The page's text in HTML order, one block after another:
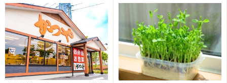
・固定費：家賃、スマホ代、動画やゲームなどのサブス
クリプションサービス、保険料、水道光熱費など、毎月
必ずかかるお金
・変動費：食費、日用品、交際費、趣味・レジャーな
ど、月によって変わるお金